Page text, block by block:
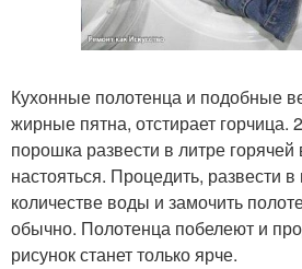
Кухонные полотенца и подобные
жирные пятна, отстирает горчица.
порошка развести в литре
настояться. Процедить, развести
количестве воды и замочить
обычно. Полотенца побелеют и
рисунок станет только ярче.